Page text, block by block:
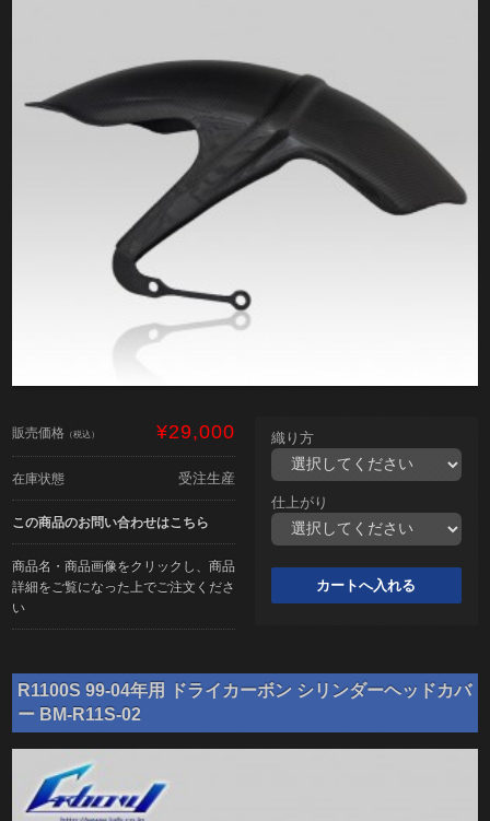
販売価格 （税込） ¥29,000
在庫状態 受注生産
この商品のお問い合わせはこちら
商品名・商品画像をクリックし、商品
詳細をご覧になった上でご注文くださ
い
織り方
仕上がり
R1100S 99-04年用 ドライカーボン シリンダーヘッドカバ
ー BM-R11S-02